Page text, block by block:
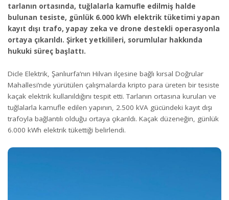
tarlanın ortasında, tuğlalarla kamufle edilmiş halde
bulunan tesiste, günlük 6.000 kWh elektrik tüketimi yapan
kayıt dışı trafo, yapay zeka ve drone destekli operasyonla
ortaya çıkarıldı. Şirket yetkilileri, sorumlular hakkında
hukuki süreç başlattı.
Dicle Elektrik, Şanlıurfa’nın Hilvan ilçesine bağlı kırsal Doğrular
Mahallesi’nde yürütülen çalışmalarda kripto para üreten bir tesiste
kaçak elektrik kullanıldığını tespit etti. Tarlanın ortasına kurulan ve
tuğlalarla kamufle edilen yapının, 2.500 kVA gücündeki kayıt dışı
trafoyla bağlantılı olduğu ortaya çıkarıldı. Kaçak düzeneğin, günlük
6.000 kWh elektrik tükettiği belirlendi.